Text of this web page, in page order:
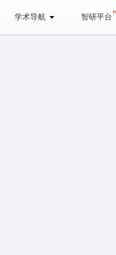
学术导航 智研平台